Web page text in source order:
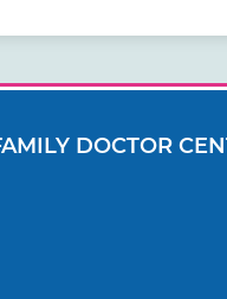
tại nhà và trả kết
DOCTOR